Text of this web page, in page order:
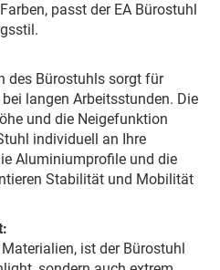
passt der EA Bürostuhl
des Bürostuhls sorgt für
langen Arbeitsstunden. Die
und die Neigefunktion
individuell an Ihre
Aluminiumprofile und die
Stabilität und Mobilität
ist der Bürostuhl